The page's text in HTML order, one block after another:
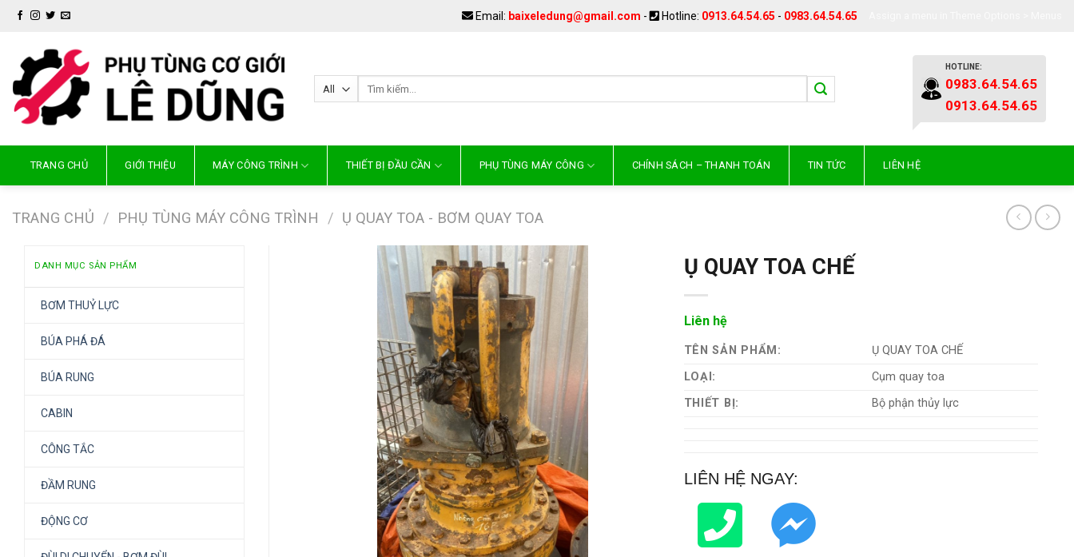
Skip
Email: baixeledung@gmail.com - Hotline: 0913.64.54.65 - 0983.64.54.65
HOTLINE:
0983.64.54.65
0913.64.54.65
TRANG CHỦ GIỚI THIỆU MÁY CÔNG TRÌNH THIẾT BỊ ĐẦU CẦN PHỤ TÙNG MÁY CÔNG CHÍNH SÁCH – THANH TOÁN TIN TỨC LIÊN HỆ
TRANG CHỦ / PHỤ TÙNG MÁY CÔNG TRÌNH / Ụ QUAY TOA - BƠM QUAY TOA
DANH MỤC SẢN PHẨM
BƠM THUỶ LỰC
BÚA PHÁ ĐÁ
BÚA RUNG
CABIN
CÔNG TẮC
ĐẦM RUNG
ĐỘNG CƠ
Ụ QUAY TOA CHẾ
Liên hệ
TÊN SẢN PHẨM:
Ụ QUAY TOA CHẾ
LOẠI:
Cụm quay toa
THIẾT BỊ:
Bộ phận thủy lực
LIÊN HỆ NGAY: